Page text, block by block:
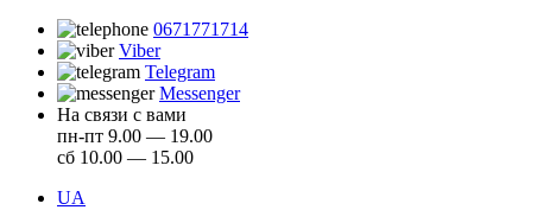
0671771714
Viber
Telegram
Messenger
На связи с вами
пн-пт 9.00 — 19.00
сб 10.00 — 15.00
UA